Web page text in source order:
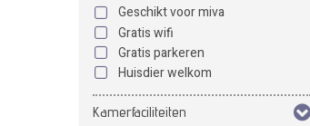
Geschikt voor miva
Gratis wifi
Gratis parkeren
Huisdier welkom
Kamerfaciliteiten